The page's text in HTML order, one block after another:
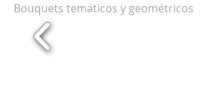
Bouquets temáticos y geométricos